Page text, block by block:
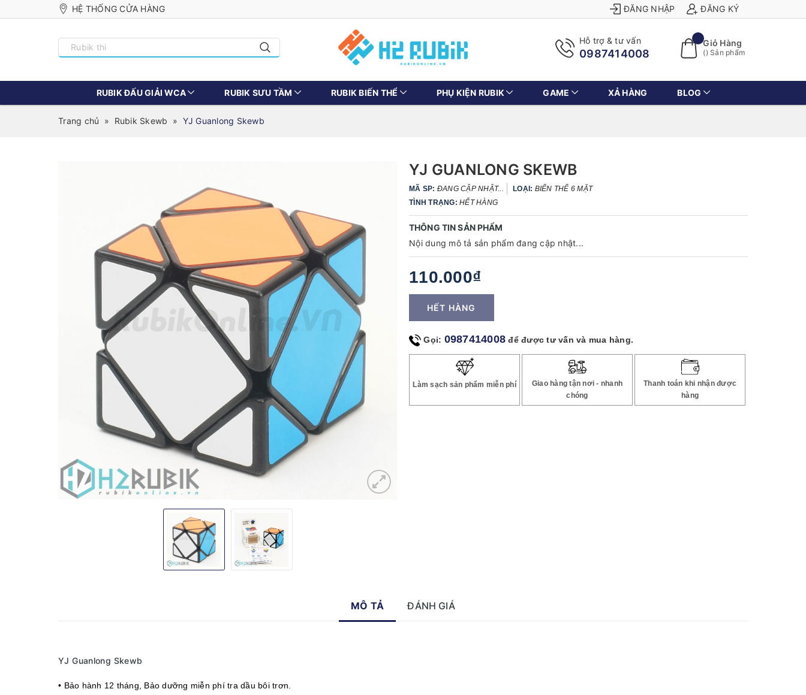
HỆ THỐNG CỬA HÀNG ĐĂNG NHẬP ĐĂNG KÝ
Hỗ trợ & tư vấn
0987414008
Giỏ Hàng
() Sản phẩm
RUBIK ĐẤU GIẢI WCA RUBIK SƯU TẦM RUBIK BIẾN THỂ PHỤ KIỆN RUBIK GAME XẢ HÀNG BLOG
Trang chủ » Rubik Skewb » YJ Guanlong Skewb
YJ GUANLONG SKEWB
MÃ SP: ĐANG CẬP NHẬT... LOẠI: BIẾN THỂ 6 MẶT
TÌNH TRẠNG: HẾT HÀNG
THÔNG TIN SẢN PHẨM
Nội dung mô tả sản phẩm đang cập nhật...
110.000₫
HẾT HÀNG
Gọi: 0987414008 để được tư vấn và mua hàng.
Làm sạch sản phẩm miễn phí
Giao hàng tận nơi - nhanh
chóng
Thanh toán khi nhận được
hàng
MÔ TẢ ĐÁNH GIÁ
YJ Guanlong Skewb
• Bảo hành 12 tháng , Bảo dưỡng miễn phí tra dầu bôi trơn.